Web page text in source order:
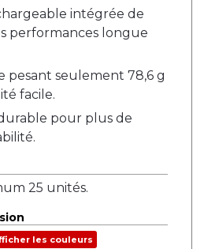
intégrée de
performances longue
pesant seulement 78,6 g
facile.
pour plus de
25 unités.
les couleurs